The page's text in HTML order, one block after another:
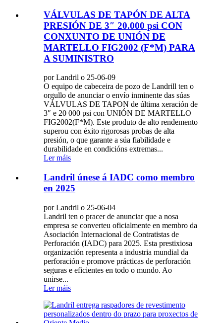
VÁLVULAS DE TAPÓN DE ALTA
PRESIÓN DE 3″ 20.000 psi CON
CONXUNTO DE UNIÓN DE
MARTELLO FIG2002 (F*M) PARA
A SUMINISTRO
por Landril o 25-06-09
O equipo de cabeceira de pozo de Landrill ten o
orgullo de anunciar o envío inminente das súas
VÁLVULAS DE TAPON de última xeración de
3″ e 20 000 psi con UNIÓN DE MARTELLO
FIG2002(F*M). Este produto de alto rendemento
superou con éxito rigorosas probas de alta
presión, o que garante a súa fiabilidade e
durabilidade en condicións extremas...
Ler máis
Landril únese á IADC como membro
en 2025
por Landril o 25-06-04
Landril ten o pracer de anunciar que a nosa
empresa se converteu oficialmente en membro da
Asociación Internacional de Contratistas de
Perforación (IADC) para 2025. Esta prestixiosa
organización representa a industria mundial da
perforación e promove prácticas de perforación
seguras e eficientes en todo o mundo. Ao
unirse...
Ler máis